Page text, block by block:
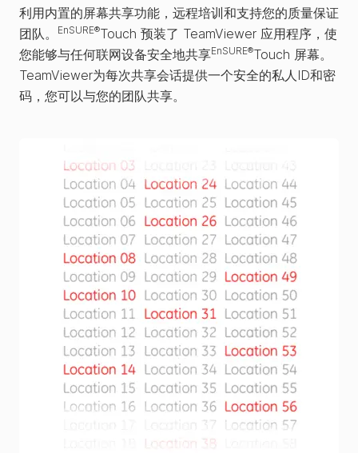
利用内置的屏幕共享功能，远程培训和支持您的质量保证
团队。
EnSURE®Touch 预装了 TeamViewer 应用程序，使
您能够与任何联网设备安全地共享EnSURE®Touch 屏幕。
TeamViewer为每次共享会话提供一个安全的私人ID和密
码，您可以与您的团队共享。